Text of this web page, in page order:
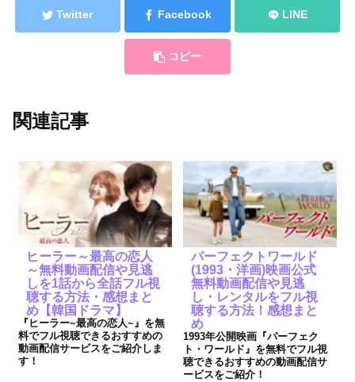
Twitter Facebook LINE
コピー
関連記事
ヒーラー～最高の恋人
～無料動画配信や見逃
しを1話から全話フル視
聴する方法・感想まと
め【韓国ドラマ】
『ヒーラー~最高の恋人~』を無
料でフル視聴できるおすすめの
動画配信サービスをご紹介しま
す！
パーフェクトワールド
(1993・洋画)映画公式
無料動画配信や見逃
し・レンタルをフル視
聴する方法！感想まと
め
1993年公開映画『パーフェク
ト・ワールド』を無料でフル視
聴できるおすすめの動画配信サ
ービスをご紹介！